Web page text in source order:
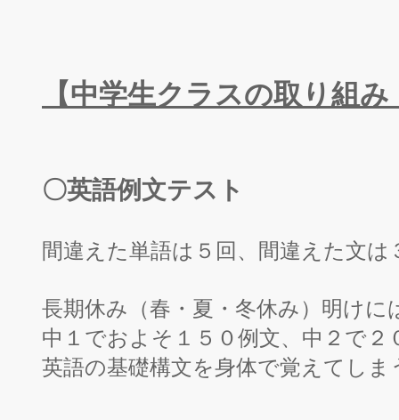
【中学生クラスの取り組
〇英語例文テスト
間違えた単語は５回、間違えた文は
長期休み（春・夏・冬休み）明け
中１でおよそ１５０例文、中２で２
英語の基礎構文を身体で覚えてし